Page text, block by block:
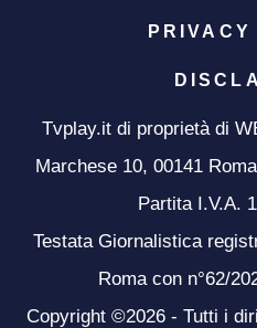
Tvplay.it di proprietà di
Marchese 10, 00141
Partita I.V.A.
Testata Giornalistica
Roma con n°62/
Copyright ©2026 - Tutti i